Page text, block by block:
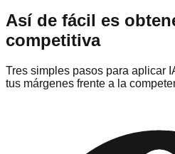
Así de fácil es
competitiva
Tres simples pasos para aplicar
tus márgenes frente a la